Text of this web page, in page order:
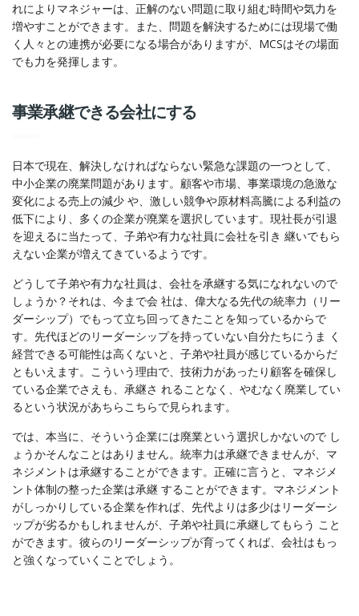
れによりマネジャーは、正解のない問題に取り組む時間や気力を
増やすことができます。また、問題を解決するためには現場で働
く人々との連携が必要になる場合がありますが、MCSはその場面
でも力を発揮します。
事業承継できる会社にする
日本で現在、解決しなければならない緊急な課題の一つとして、
中小企業の廃業問題があります。顧客や市場、事業環境の急激な
変化による売上の減少 や、激しい競争や原材料高騰による利益の
低下により、多くの企業が廃業を選択しています。現社長が引退
を迎えるに当たって、子弟や有力な社員に会社を引き 継いでもら
えない企業が増えてきているようです。
どうして子弟や有力な社員は、会社を承継する気になれないので
しょうか？それは、今まで会 社は、偉大なる先代の統率力（リー
ダーシップ）でもって立ち回ってきたことを知っているからで
す。先代ほどのリーダーシップを持っていない自分たちにうま く
経営できる可能性は高くないと、子弟や社員が感じているからだ
ともいえます。こういう理由で、技術力があったり顧客を確保し
ている企業でさえも、承継さ れることなく、やむなく廃業してい
るという状況があちらこちらで見られます。
では、本当に、そういう企業には廃業という選択しかないので し
ょうかそんなことはありません。統率力は承継できませんが、マ
ネジメントは承継することができます。正確に言うと、マネジメ
ント体制の整った企業は承継 することができます。マネジメント
がしっかりしている企業を作れば、先代よりは多少はリーダーシ
ップが劣るかもしれませんが、子弟や社員に承継してもらう こと
ができます。彼らのリーダーシップが育ってくれば、会社はもっ
と強くなっていくことでしょう。